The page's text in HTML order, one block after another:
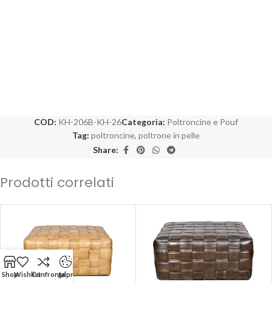
COD: KH-206B-KH-26Categoria: Poltroncine e Pouf
Tag: poltroncine, poltrone in pelle
Share:
Prodotti correlati
ShopWishlistConfrontagdpr